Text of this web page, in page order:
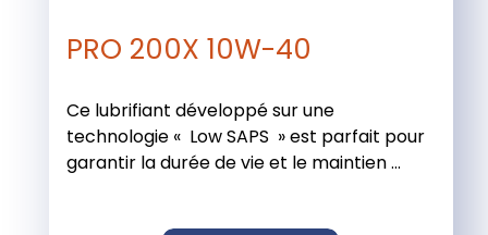
PRO 200X 10W-40
Ce lubrifiant développé sur une
technologie « Low SAPS » est parfait pour
garantir la durée de vie et le maintien ...